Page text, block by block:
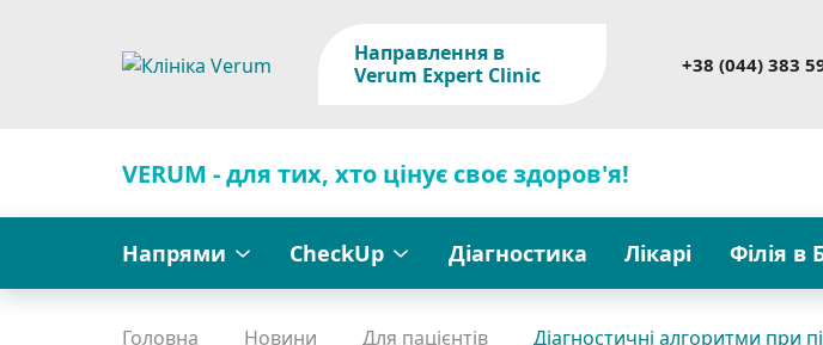
Направлення в
Verum Expert Clinic
+38 (044) 383
VERUM - для тих, хто цінує своє здоров'я!
Напрями CheckUp Діагностика Лікарі Філія в
Головна Новини Для пацієнтів Діагностичні алгоритми при